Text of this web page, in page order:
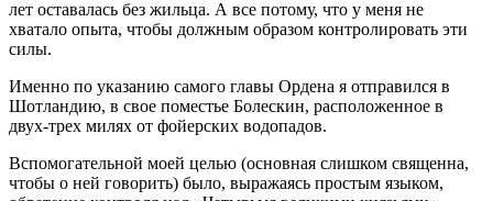
лет оставалась без жильца. А все потому, что у меня не
хватало опыта, чтобы должным образом контролировать эти
силы.
Именно по указанию самого главы Ордена я отправился в
Шотландию, в свое поместье Болескин, расположенное в
двух-трех милях от фойерских водопадов.
Вспомогательной моей целью (основная слишком священна,
чтобы о ней говорить) было, выражаясь простым языком,